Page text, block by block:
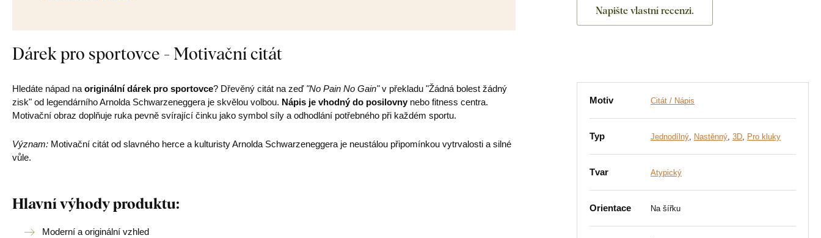
Napište vlastní recenzi.
Dárek pro sportovce - Motivační citát
Hledáte nápad na originální dárek pro sportovce? Dřevěný citát na zeď "No Pain No Gain"v překladu "Žádná bolest žádný
zisk" od legendárního Arnolda Schwarzeneggera je skvělou volbou. Nápis je vhodný do posilovny nebo fitness centra.
Motivační obraz doplňuje ruka pevně svírající činku jako symbol síly a odhodlání potřebného při každém sportu.
Význam: Motivační citát od slavného herce a kulturisty Arnolda Schwarzeneggera je neustálou připomínkou vytrvalosti a silné
vůle.
Hlavní výhody produktu:
Moderní a originální vzhled
Motiv Citát / Nápis
Typ Jednodílný, Nastěnný, 3D, Pro kluky
Tvar Atypický
Orientace Na šířku